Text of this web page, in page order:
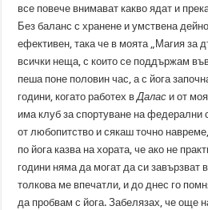
все повече внимават какво ядат и
Без баланс с хранене и умствена
ефективен, така че в моята „Магия за
всички неща, с които се поддържам
пеша поне половин час, а с йога
години, когато работех вДалас и от
има клуб за спортуване на
от любопитство и сякаш точно
по йога казва на хората, че ако не
години няма да могат да си завързват
толкова ме впечатли, и до днес го
да пробвам с йога. Забелязах, че още